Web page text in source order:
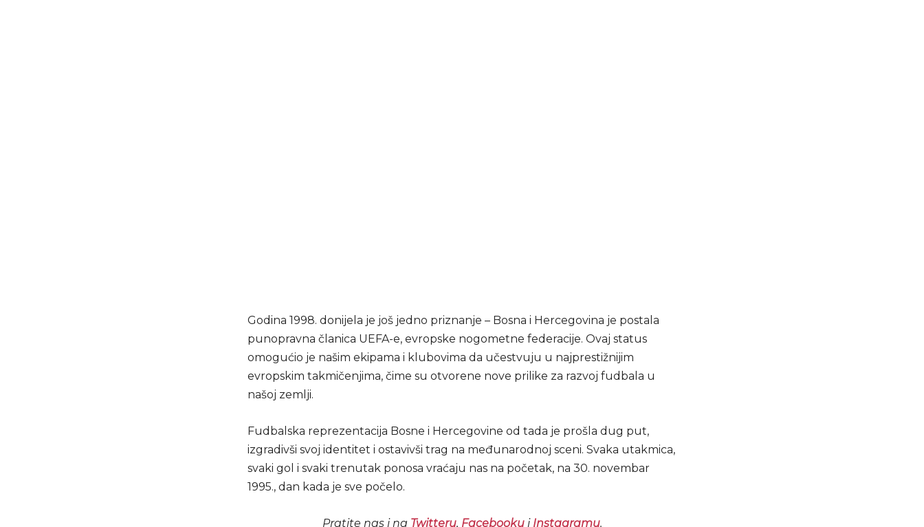
Godina 1998. donijela je još jedno priznanje – Bosna i Hercegovina je postala
punopravna članica UEFA-e, evropske nogometne federacije. Ovaj status
omogućio je našim ekipama i klubovima da učestvuju u najprestižnijim
evropskim takmičenjima, čime su otvorene nove prilike za razvoj fudbala u
našoj zemlji.
Fudbalska reprezentacija Bosne i Hercegovine od tada je prošla dug put,
izgradivši svoj identitet i ostavivši trag na međunarodnoj sceni. Svaka utakmica,
svaki gol i svaki trenutak ponosa vraćaju nas na početak, na 30. novembar
1995., dan kada je sve počelo.
Pratite nas i na Twitteru, Facebookui Instagramu.